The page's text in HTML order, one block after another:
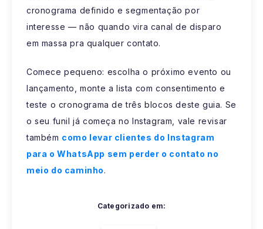
cronograma definido e segmentação por
interesse — não quando vira canal de disparo
em massa pra qualquer contato.
Comece pequeno: escolha o próximo evento ou
lançamento, monte a lista com consentimento e
teste o cronograma de três blocos deste guia. Se
o seu funil já começa no Instagram, vale revisar
também como levar clientes do Instagram
para o WhatsApp sem perder o contato no
meio do caminho.
Categorizado em: